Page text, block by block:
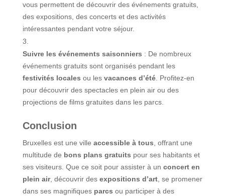
vous permettent de découvrir des événements gratuits,
des expositions, des concerts et des activités
intéressantes pendant votre séjour.
Suivre les événements saisonniers : De nombreux
événements gratuits sont organisés pendant les
festivités locales ou les vacances d’été. Profitez-en
pour découvrir des spectacles en plein air ou des
projections de films gratuites dans les parcs.
Conclusion
Bruxelles est une ville accessible à tous , offrant une
multitude de bons plans gratuits pour ses habitants et
ses visiteurs. Que ce soit pour assister à un concert en
plein air, découvrir des expositions d’art, se promener
dans ses magnifiques parcs ou participer à des